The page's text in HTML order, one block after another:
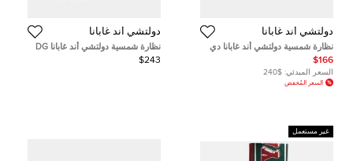
دولتشي أند غابانا
نظارة شمسية دولتشي أند غابانا دي
جي4402 سوداء مربعة
$166
السعر المبدئي: $240
السعر المُخفض
دولتشي أند غابانا
نظارة شمسية دولتشي أند غابانا DG
2242 متدرجة خوخ فراشة
$243
غير مستعمل